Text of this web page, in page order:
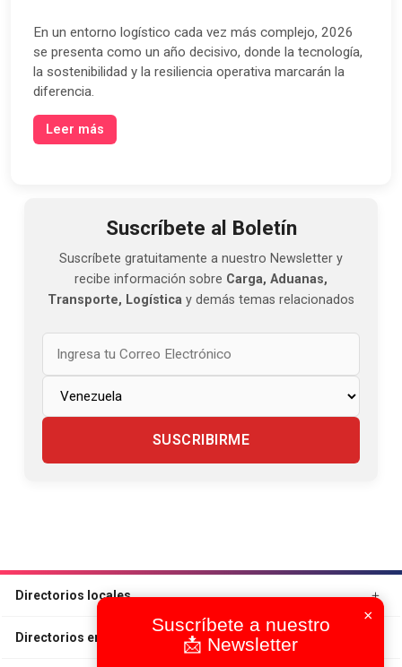
En un entorno logístico cada vez más complejo, 2026
se presenta como un año decisivo, donde la tecnología,
la sostenibilidad y la resiliencia operativa marcarán la
diferencia.
Leer más
Suscríbete al Boletín
Suscríbete gratuitamente a nuestro Newsletter y
recibe información sobre Carga, Aduanas,
Transporte, Logística y demás temas relacionados
SUSCRIBIRME
×
Suscríbete a nuestro
📩 Newsletter
Directorios locales
Directorios en otros Países